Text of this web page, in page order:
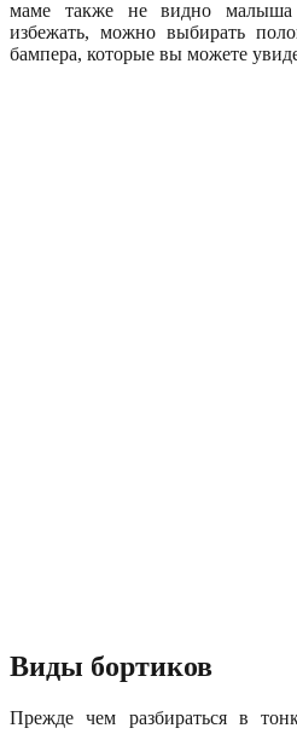
маме также не видно малыша
избежать, можно выбирать
бампера, которые вы можете
Виды бортиков
Прежде чем разбираться в